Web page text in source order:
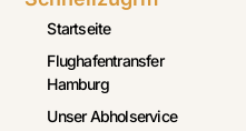
Startseite
Flughafentransfer
Hamburg
Unser Abholservice